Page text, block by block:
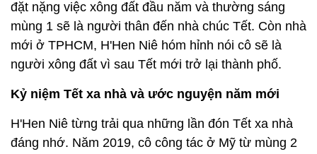
đặt nặng việc xông đất đầu năm và thường sáng
mùng 1 sẽ là người thân đến nhà chúc Tết. Còn nhà
mới ở TPHCM, H'Hen Niê hóm hỉnh nói cô sẽ là
người xông đất vì sau Tết mới trở lại thành phố.
Kỷ niệm Tết xa nhà và ước nguyện năm mới
H'Hen Niê từng trải qua những lần đón Tết xa nhà
đáng nhớ. Năm 2019, cô công tác ở Mỹ từ mùng 2